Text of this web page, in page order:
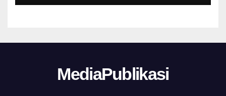
MediaPublikasi